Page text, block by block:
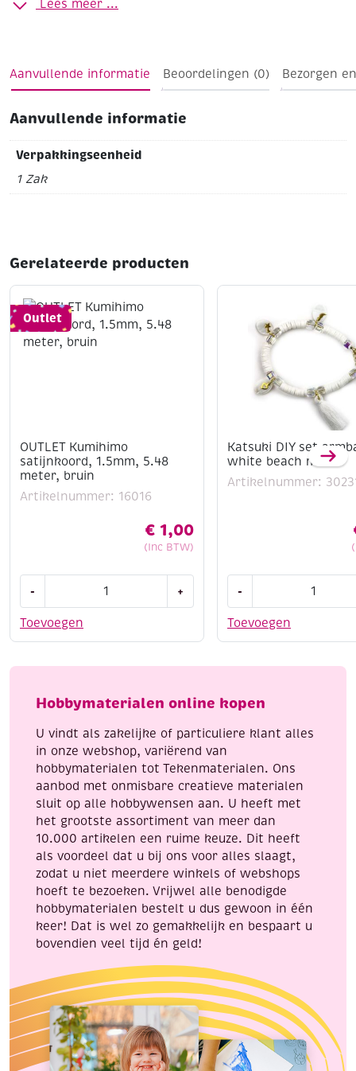
Lees meer ...
Aanvullende informatie Beoordelingen (0) Bezorgen
Aanvullende informatie
Verpakkingseenheid
1 Zak
Gerelateerde producten
Outlet
OUTLET Kumihimo
satijnkoord, 1.5mm, 5.48
meter, bruin
Artikelnummer: 16016
€ 1,00
(Inc BTW)
Toevoegen
-
satijnkoord,
meter,
aantal
+
Katsuki DIY set
white beach mix
Artikelnummer:
Toevoegen
-
set
beach
aantal
Hobbymaterialen online kopen
U vindt als zakelijke of particuliere klant alles
in onze webshop, variërend van
hobbymaterialen tot Tekenmaterialen. Ons
aanbod met onmisbare creatieve materialen
sluit op alle hobbywensen aan. U heeft met
het grootste assortiment van meer dan
10.000 artikelen een ruime keuze. Dit heeft
als voordeel dat u bij ons voor alles slaagt,
zodat u niet meerdere winkels of webshops
hoeft te bezoeken. Vrijwel alle benodigde
hobbymaterialen bestelt u dus gewoon in één
keer! Dat is wel zo gemakkelijk en bespaart u
bovendien veel tijd én geld!